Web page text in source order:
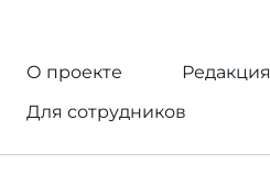
О проекте
Редакция
Для сотрудников